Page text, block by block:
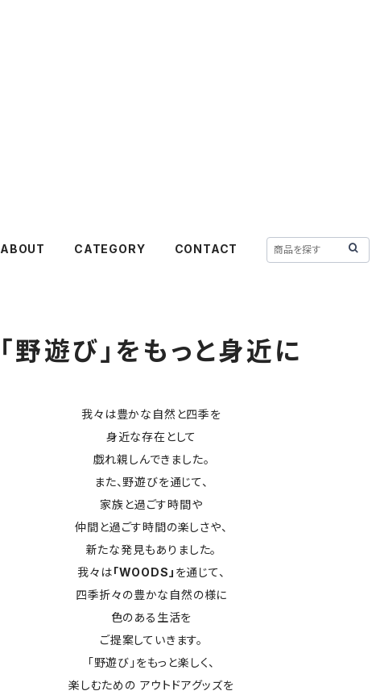
ABOUT CATEGORY CONTACT
「野遊び」をもっと身近に
我々は豊かな自然と四季を
身近な存在として
戯れ親しんできました。
また、野遊びを通じて、
家族と過ごす時間や
仲間と過ごす時間の楽しさや、
新たな発見もありました。
我々は「WOODS」 を通じて、
四季折々の豊かな自然の様に
色のある生活を
ご提案していきます。
「野遊び」をもっと楽しく、
楽しむための アウトドアグッズを